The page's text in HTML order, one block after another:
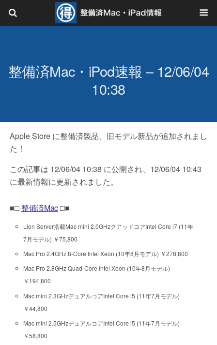
整備済Mac・iPod速報 – 12/06/04
10:38
Apple Store に整備済製品、旧モデル新品が追加されまし
た！
この記事は 12/06/04 10:38 に公開され、12/06/04 10:43
に最新情報に更新されました。
■□整備済Mac□■
Lion Server搭載Mac mini 2.0GHzクアッドコアIntel Core i7 (11年
7月モデル) ￥75,800
Mac Pro 2.4GHz 8-Core Intel Xeon (10年8月モデル) ￥278,800
Mac Pro 2.8GHz Quad-Core Intel Xeon (10年8月モデル)
￥194,800
Mac mini 2.3GHzデュアルコアIntel Core i5 (11年7月モデル)
￥44,800
Mac mini 2.5GHzデュアルコアIntel Core i5 (11年7月モデル)
￥58,800